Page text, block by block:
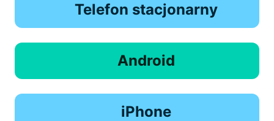
Telefon stacjonarny
Android
iPhone